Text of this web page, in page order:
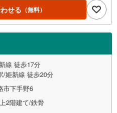
せる （無料）
線 徒歩17分
/姫新線 徒歩20分
市下手野6
2階建て/鉄骨